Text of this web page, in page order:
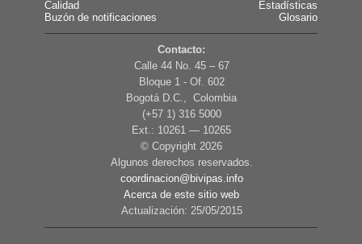
Calidad
Buzón de notificaciones
Estadísticas
Glosario
Contacto:
Calle 44 No. 45 – 67
Bloque 1 - Of. 602
Bogotá D.C., Colombia
(+57 1) 316 5000
Ext.: 10261 — 10265
© Copyright 2026
Algunos derechos reservados.
coordinacion@bivipas.info
Acerca de este sitio web
Actualización: 25/05/2015